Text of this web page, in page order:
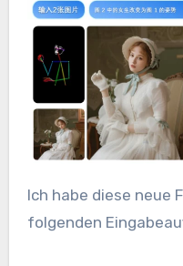
Ich habe diese neue
folgenden